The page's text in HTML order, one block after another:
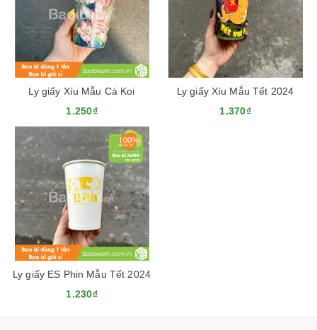
Ly giấy Xíu Mẫu Cá Koi
1.250₫
Ly giấy Xíu Mẫu Tết 2024
1.370₫
Ly giấy ES Phin Mẫu Tết 2024
1.230₫